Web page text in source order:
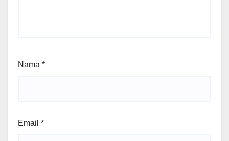
Nama *
Email *